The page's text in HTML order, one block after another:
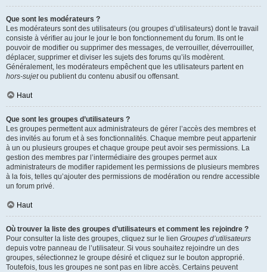
Que sont les modérateurs ?
Les modérateurs sont des utilisateurs (ou groupes d’utilisateurs) dont le travail
consiste à vérifier au jour le jour le bon fonctionnement du forum. Ils ont le
pouvoir de modifier ou supprimer des messages, de verrouiller, déverrouiller,
déplacer, supprimer et diviser les sujets des forums qu’ils modèrent.
Généralement, les modérateurs empêchent que les utilisateurs partent en
hors-sujetou publient du contenu abusif ou offensant.
Haut
Que sont les groupes d’utilisateurs ?
Les groupes permettent aux administrateurs de gérer l’accès des membres et
des invités au forum et à ses fonctionnalités. Chaque membre peut appartenir
à un ou plusieurs groupes et chaque groupe peut avoir ses permissions. La
gestion des membres par l’intermédiaire des groupes permet aux
administrateurs de modifier rapidement les permissions de plusieurs membres
à la fois, telles qu’ajouter des permissions de modération ou rendre accessible
un forum privé.
Haut
Où trouver la liste des groupes d’utilisateurs et comment les rejoindre ?
Pour consulter la liste des groupes, cliquez sur le lien Groupes d’utilisateurs
depuis votre panneau de l’utilisateur. Si vous souhaitez rejoindre un des
groupes, sélectionnez le groupe désiré et cliquez sur le bouton approprié.
Toutefois, tous les groupes ne sont pas en libre accès. Certains peuvent